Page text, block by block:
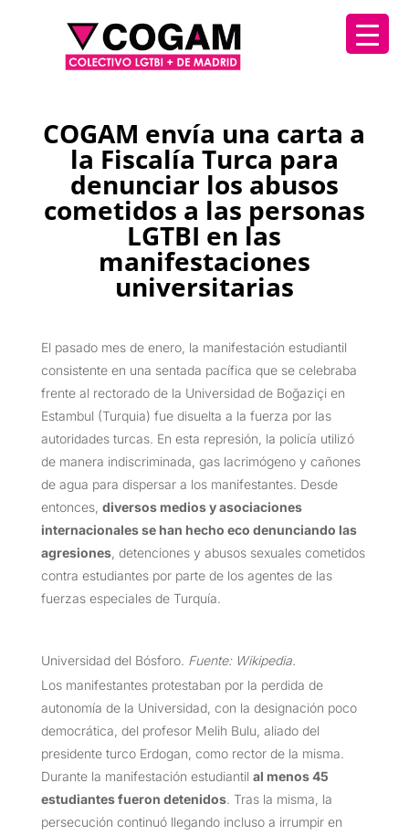
COGAM envía una carta a
la Fiscalía Turca para
denunciar los abusos
cometidos a las personas
LGTBI en las
manifestaciones
universitarias
El pasado mes de enero, la manifestación estudiantil
consistente en una sentada pacífica que se celebraba
frente al rectorado de la Universidad de Boğaziçi en
Estambul (Turquia) fue disuelta a la fuerza por las
autoridades turcas. En esta represión, la policía utilizó
de manera indiscriminada, gas lacrimógeno y cañones
de agua para dispersar a los manifestantes. Desde
entonces, diversos medios y asociaciones
internacionales se han hecho eco denunciando las
agresiones, detenciones y abusos sexuales cometidos
contra estudiantes por parte de los agentes de las
fuerzas especiales de Turquía.
Universidad del Bósforo. Fuente: Wikipedia.
Los manifestantes protestaban por la perdida de
autonomía de la Universidad, con la designación poco
democrática, del profesor Melih Bulu, aliado del
presidente turco Erdogan, como rector de la misma.
Durante la manifestación estudiantil al menos 45
estudiantes fueron detenidos. Tras la misma, la
persecución continuó llegando incluso a irrumpir en